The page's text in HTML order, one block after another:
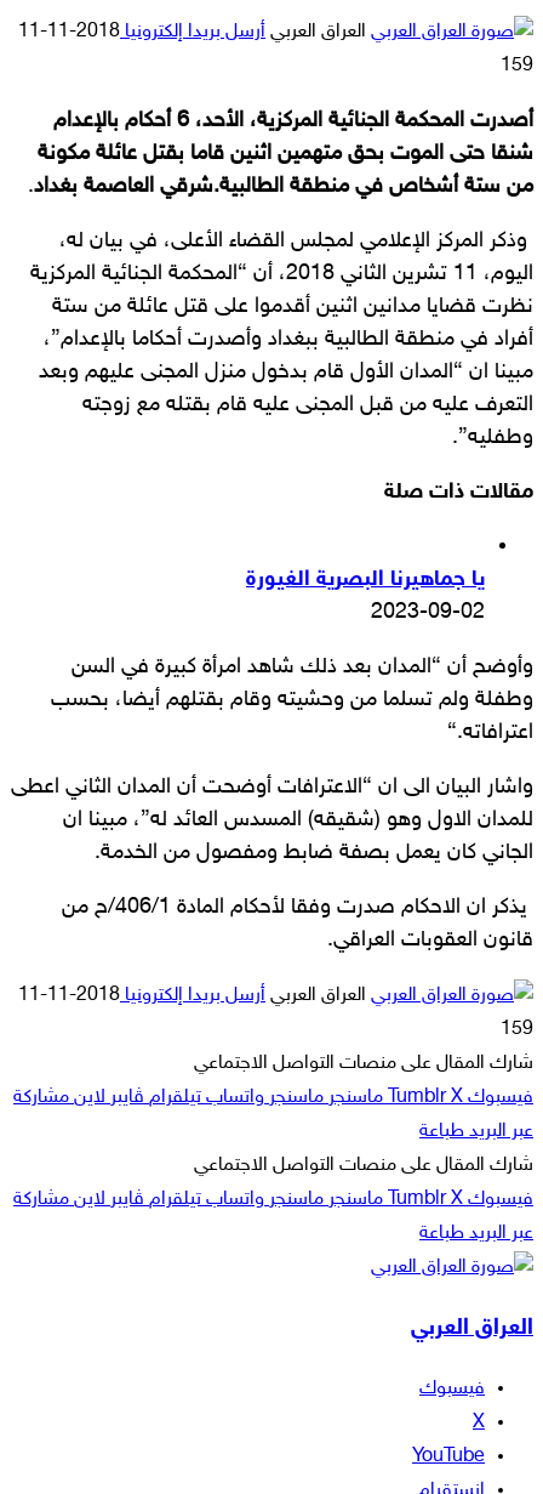
العراق العربي أرسل بريدا إلكترونيا 2018-11-11
159
أصدرت المحكمة الجنائية المركزية، الأحد، 6 أحكام بالإعدام
شنقا حتى الموت بحق متهمين اثنين قاما بقتل عائلة مكونة
من ستة أشخاص في منطقة الطالبية.شرقي العاصمة بغداد.
وذكر المركز الإعلامي لمجلس القضاء الأعلى، في بيان له،
اليوم، 11 تشرين الثاني 2018، أن “المحكمة الجنائية المركزية
نظرت قضايا مدانين اثنين أقدموا على قتل عائلة من ستة
أفراد في منطقة الطالبية ببغداد وأصدرت أحكاما بالإعدام”،
مبينا ان “المدان الأول قام بدخول منزل المجنى عليهم وبعد
التعرف عليه من قبل المجنى عليه قام بقتله مع زوجته
وطفليه”.
مقالات ذات صلة
يا جماهيرنا البصرية الغيورة
2023-09-02
وأوضح أن “المدان بعد ذلك شاهد امرأة كبيرة في السن
وطفلة ولم تسلما من وحشيته وقام بقتلهم أيضا، بحسب
اعترافاته“.
واشار البيان الى ان “الاعترافات أوضحت أن المدان الثاني اعطى
للمدان الاول وهو (شقيقه) المسدس العائد له”، مبينا ان
الجاني كان يعمل بصفة ضابط ومفصول من الخدمة.
يذكر ان الاحكام صدرت وفقا لأحكام المادة 406/1/ح من
قانون العقوبات العراقي.
العراق العربي أرسل بريدا إلكترونيا 2018-11-11
159
شارك المقال على منصات التواصل الاجتماعي
فيسبوك ‫X ماسنجر ماسنجر واتساب تيلقرام ڤايبر لاين مشاركة
عبر البريد طباعة
شارك المقال على منصات التواصل الاجتماعي
فيسبوك ‫X ماسنجر ماسنجر واتساب تيلقرام ڤايبر لاين مشاركة
عبر البريد طباعة
العراق العربي
فيسبوك
‫X
‫YouTube